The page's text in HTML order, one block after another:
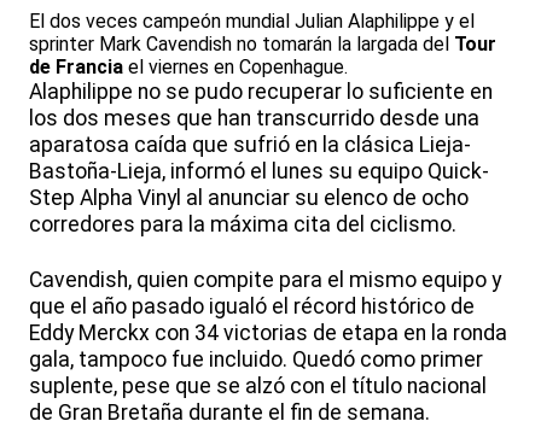
El dos veces campeón mundial Julian Alaphilippe y el
sprinter Mark Cavendish no tomarán la largada del Tour
de Francia el viernes en Copenhague.
Alaphilippe no se pudo recuperar lo suficiente en
los dos meses que han transcurrido desde una
aparatosa caída que sufrió en la clásica Lieja-
Bastoña-Lieja, informó el lunes su equipo Quick-
Step Alpha Vinyl al anunciar su elenco de ocho
corredores para la máxima cita del ciclismo.
Cavendish, quien compite para el mismo equipo y
que el año pasado igualó el récord histórico de
Eddy Merckx con 34 victorias de etapa en la ronda
gala, tampoco fue incluido. Quedó como primer
suplente, pese que se alzó con el título nacional
de Gran Bretaña durante el fin de semana.